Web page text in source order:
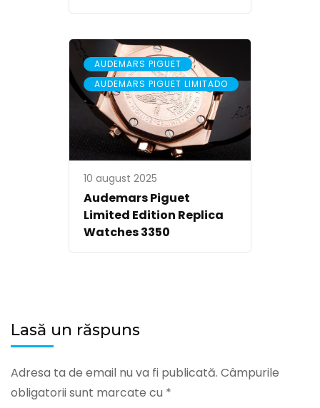
AUDEMARS PIGUET ,
AUDEMARS PIGUET LIMITADO
10 august 2025
Audemars Piguet
Limited Edition Replica
Watches 3350
Lasă un răspuns
Adresa ta de email nu va fi publicată. Câmpurile
obligatorii sunt marcate cu *